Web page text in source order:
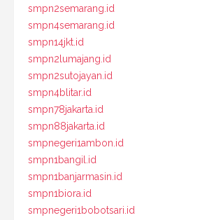
smpn2semarang.id
smpn4semarang.id
smpn14jkt.id
smpn2lumajang.id
smpn2sutojayan.id
smpn4blitar.id
smpn78jakarta.id
smpn88jakarta.id
smpnegeri1ambon.id
smpn1bangil.id
smpn1banjarmasin.id
smpn1biora.id
smpnegeri1bobotsari.id